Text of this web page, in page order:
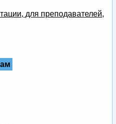
для преподавателей,